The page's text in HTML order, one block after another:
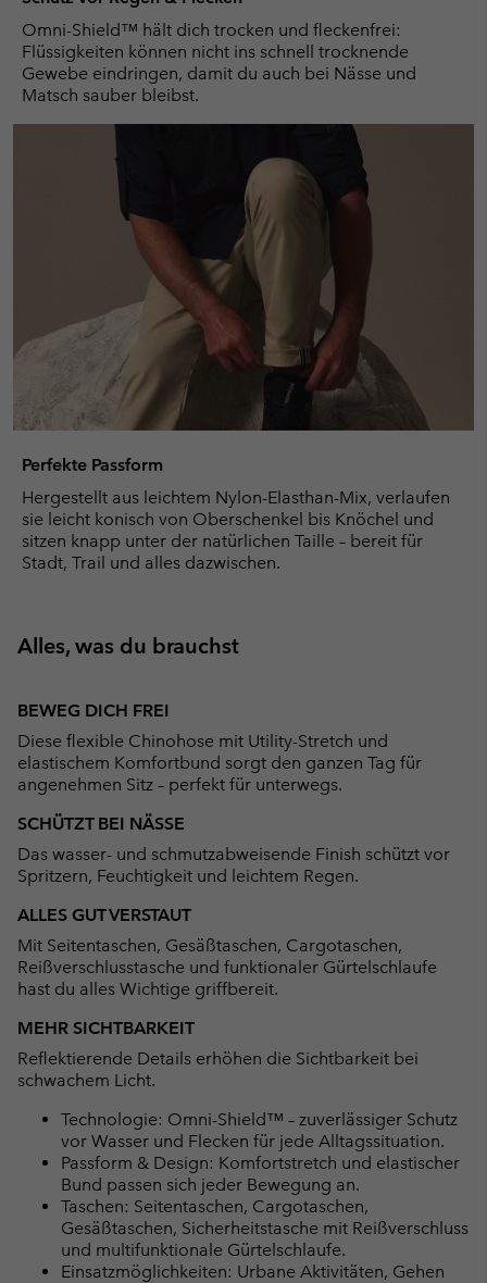
Omni-Shield™ hält dich trocken und fleckenfrei:
Flüssigkeiten können nicht ins schnell trocknende
Gewebe eindringen, damit du auch bei Nässe und
Matsch sauber bleibst.
Perfekte Passform
Hergestellt aus leichtem Nylon-Elasthan-Mix, verlaufen
sie leicht konisch von Oberschenkel bis Knöchel und
sitzen knapp unter der natürlichen Taille – bereit für
Stadt, Trail und alles dazwischen.
Alles, was du brauchst
BEWEG DICH FREI
Diese flexible Chinohose mit Utility-Stretch und
elastischem Komfortbund sorgt den ganzen Tag für
angenehmen Sitz – perfekt für unterwegs.
SCHÜTZT BEI NÄSSE
Das wasser- und schmutzabweisende Finish schützt vor
Spritzern, Feuchtigkeit und leichtem Regen.
ALLES GUT VERSTAUT
Mit Seitentaschen, Gesäßtaschen, Cargotaschen,
Reißverschlusstasche und funktionaler Gürtelschlaufe
hast du alles Wichtige griffbereit.
MEHR SICHTBARKEIT
Reflektierende Details erhöhen die Sichtbarkeit bei
schwachem Licht.
Technologie: Omni-Shield™ – zuverlässiger Schutz
vor Wasser und Flecken für jede Alltagssituation.
Passform & Design: Komfortstretch und elastischer
Bund passen sich jeder Bewegung an.
Taschen: Seitentaschen, Cargotaschen,
Gesäßtaschen, Sicherheitstasche mit Reißverschluss
und multifunktionale Gürtelschlaufe.
Einsatzmöglichkeiten: Urbane Aktivitäten, Gehen